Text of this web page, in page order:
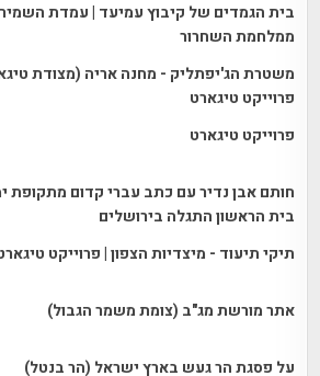
בית הגמדים של קיבוץ עמיעד | עמדת
ממלחמת השחרור
משטרת הג'יפתליק - מחנה אריה (מצודת
פרוייקט טיגארט
פרוייקט טיגארט
חותם אבן נדיר עם כתב עברי קדום מתקופת
בית הראשון התגלה בירושלים
תיקי תיעוד - מיצדיות הצפון | פרוייקט
אתר מורשת מג"ב (צומת משמר הגבול)
על פסגת הר געש בארץ ישראל (הר בנטל)